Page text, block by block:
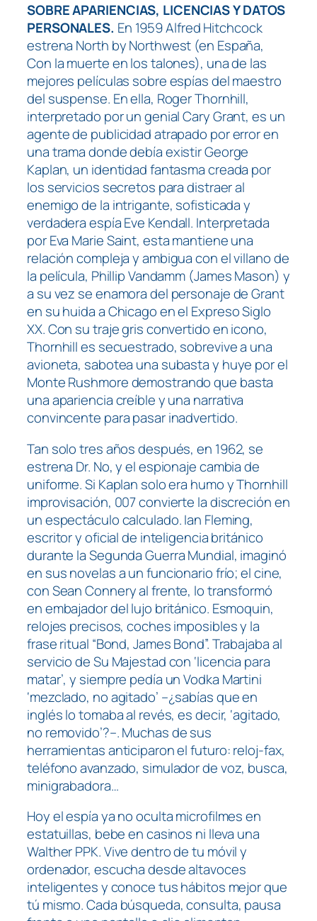
SOBRE APARIENCIAS, LICENCIAS Y DATOS
PERSONALES. En 1959 Alfred Hitchcock
estrena North by Northwest (en España,
Con la muerte en los talones), una de las
mejores películas sobre espías del maestro
del suspense. En ella, Roger Thornhill,
interpretado por un genial Cary Grant, es un
agente de publicidad atrapado por error en
una trama donde debía existir George
Kaplan, un identidad fantasma creada por
los servicios secretos para distraer al
enemigo de la intrigante, sofisticada y
verdadera espía Eve Kendall. Interpretada
por Eva Marie Saint, esta mantiene una
relación compleja y ambigua con el villano de
la película, Phillip Vandamm (James Mason) y
a su vez se enamora del personaje de Grant
en su huida a Chicago en el Expreso Siglo
XX. Con su traje gris convertido en icono,
Thornhill es secuestrado, sobrevive a una
avioneta, sabotea una subasta y huye por el
Monte Rushmore demostrando que basta
una apariencia creíble y una narrativa
convincente para pasar inadvertido.
Tan solo tres años después, en 1962, se
estrena Dr. No, y el espionaje cambia de
uniforme. Si Kaplan solo era humo y Thornhill
improvisación, 007 convierte la discreción en
un espectáculo calculado. Ian Fleming,
escritor y oficial de inteligencia británico
durante la Segunda Guerra Mundial, imaginó
en sus novelas a un funcionario frío; el cine,
con Sean Connery al frente, lo transformó
en embajador del lujo británico. Esmoquin,
relojes precisos, coches imposibles y la
frase ritual “Bond, James Bond”. Trabajaba al
servicio de Su Majestad con ‘licencia para
matar’, y siempre pedía un Vodka Martini
‘mezclado, no agitado’ –¿sabías que en
inglés lo tomaba al revés, es decir, ‘agitado,
no removido’?–. Muchas de sus
herramientas anticiparon el futuro: reloj-fax,
teléfono avanzado, simulador de voz, busca,
minigrabadora…
Hoy el espía ya no oculta microfilmes en
estatuillas, bebe en casinos ni lleva una
Walther PPK. Vive dentro de tu móvil y
ordenador, escucha desde altavoces
inteligentes y conoce tus hábitos mejor que
tú mismo. Cada búsqueda, consulta, pausa